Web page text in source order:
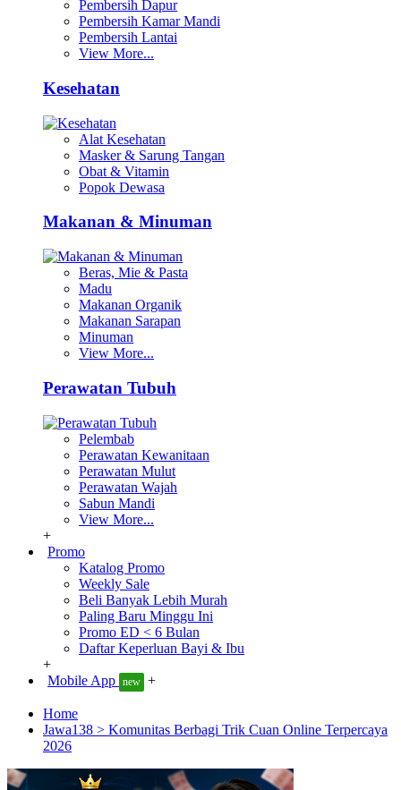
Pembersih Dapur
Pembersih Kamar Mandi
Pembersih Lantai
View More...
Kesehatan
Alat Kesehatan
Masker & Sarung Tangan
Obat & Vitamin
Popok Dewasa
Makanan & Minuman
Beras, Mie & Pasta
Madu
Makanan Organik
Makanan Sarapan
Minuman
View More...
Perawatan Tubuh
Pelembab
Perawatan Kewanitaan
Perawatan Mulut
Perawatan Wajah
Sabun Mandi
View More...
+
Promo
Katalog Promo
Weekly Sale
Beli Banyak Lebih Murah
Paling Baru Minggu Ini
Promo ED < 6 Bulan
Daftar Keperluan Bayi & Ibu
+
Mobile App new +
Home
Jawa138 > Komunitas Berbagi Trik Cuan Online Terpercaya
2026